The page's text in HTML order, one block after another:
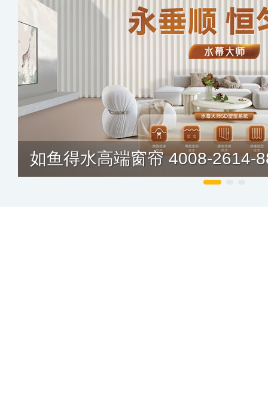
如鱼得水高端窗帘 4008-2614-